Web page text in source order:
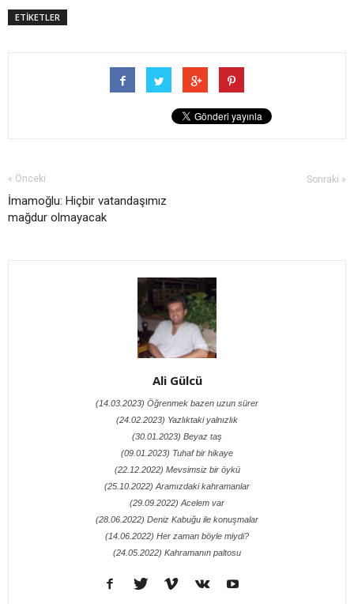
ETİKETLER
« Önceki
İmamoğlu: Hiçbir vatandaşımız
mağdur olmayacak
Sonraki »
Ali Gülcü
(14.03.2023) Öğrenmek bazen uzun sürer
(24.02.2023) Yazlıktaki yalnızlık
(30.01.2023) Beyaz taş
(09.01.2023) Tuhaf bir hikaye
(22.12.2022) Mevsimsiz bir öykü
(25.10.2022) Aramızdaki kahramanlar
(29.09.2022) Acelem var
(28.06.2022) Deniz Kabuğu ile konuşmalar
(14.06.2022) Her zaman böyle miydi?
(24.05.2022) Kahramanın paltosu